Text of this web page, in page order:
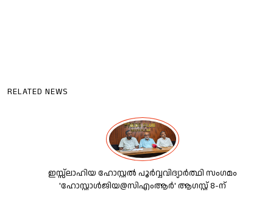
RELATED NEWS
ഇസ്സ്ലാഹിയ ഹോസ്റ്റല്‍ പൂര്‍വ്വവിദ്യാര്‍ത്ഥി സംഗമം
'ഹോസ്റ്റാള്‍ജിയ@സിഎംആര്‍' ആഗസ്റ്റ് 8-ന്